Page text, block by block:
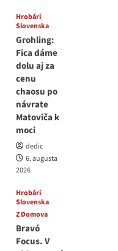
Hrobári
Slovenska
Grohling:
Fica dáme
dolu aj za
cenu
chaosu po
návrate
Matoviča k
moci
dedic
6. augusta
2026
Hrobári
Slovenska
Z Domova
Bravó
Focus. V